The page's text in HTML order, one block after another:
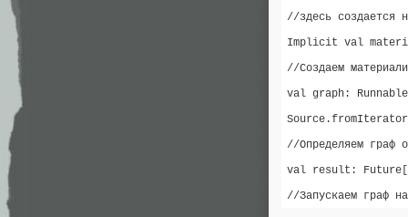
//здесь создается
Implicit val
//Создаем
val graph:
//Определяем граф
val result:
//Запускаем граф